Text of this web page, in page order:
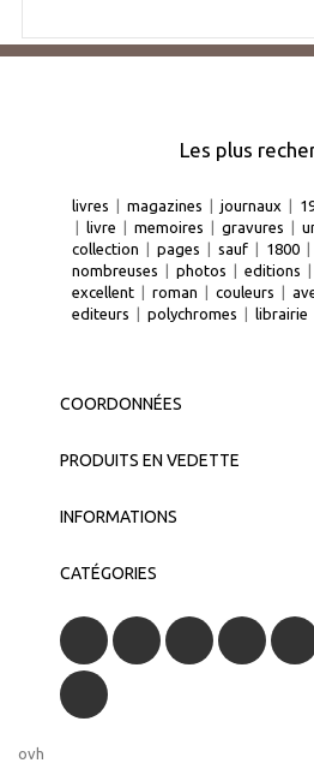
Les plus
livres | magazines | journaux |
| livre | memoires | gravures |
collection | pages | sauf | 1800 |
nombreuses | photos | editions |
excellent | roman | couleurs |
editeurs | polychromes | librairie
COORDONNÉES
PRODUITS EN VEDETTE
INFORMATIONS
CATÉGORIES
ovh